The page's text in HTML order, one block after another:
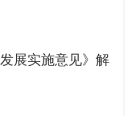
展实施意见》解